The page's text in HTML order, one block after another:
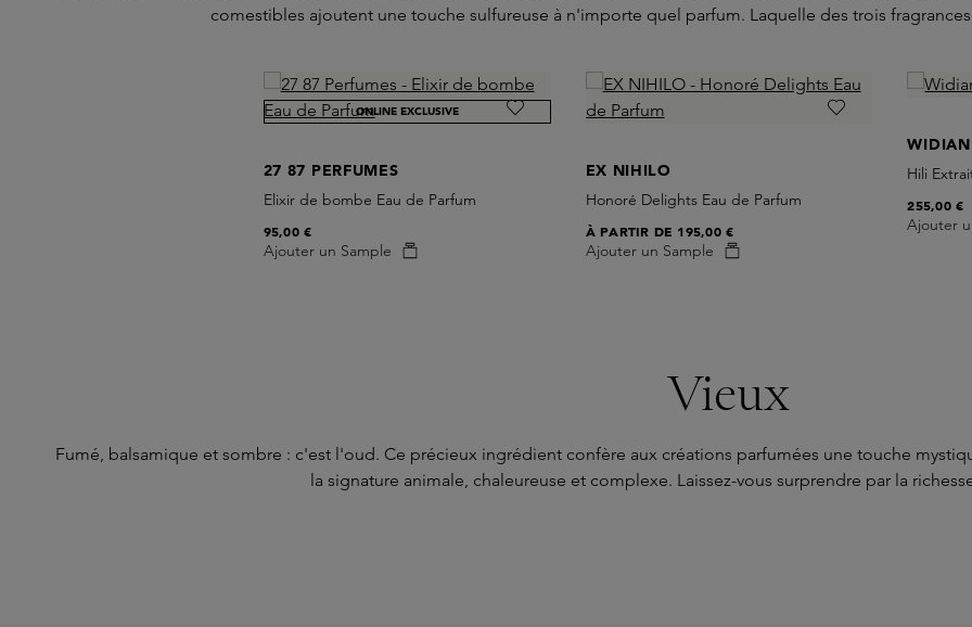
comestibles ajoutent une touche sulfureuse à n'importe quel parfum. Laquelle des trois fragrances
Skip product gallery
ONLINE EXCLUSIVE
27 87 PERFUMES
Elixir de bombe Eau de Parfum
Ajouter un Sample
95,00 €
EX NIHILO
Honoré Delights Eau de Parfum
Ajouter un Sample
À PARTIR DE 195,00 €
WIDIAN
Hili
Ajouter
255,00 €
Vieux
Fumé, balsamique et sombre : c'est l'oud. Ce précieux ingrédient confère aux créations parfumées une touche
la signature animale, chaleureuse et complexe. Laissez-vous surprendre par la